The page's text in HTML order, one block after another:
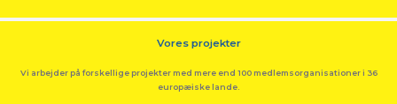
Vores projekter
Vi arbejder på forskellige projekter med mere end 100 medlemsorganisationer i 36
europæiske lande.